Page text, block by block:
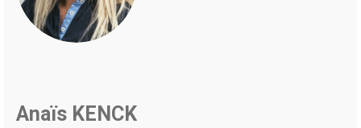
Anaïs KENCK